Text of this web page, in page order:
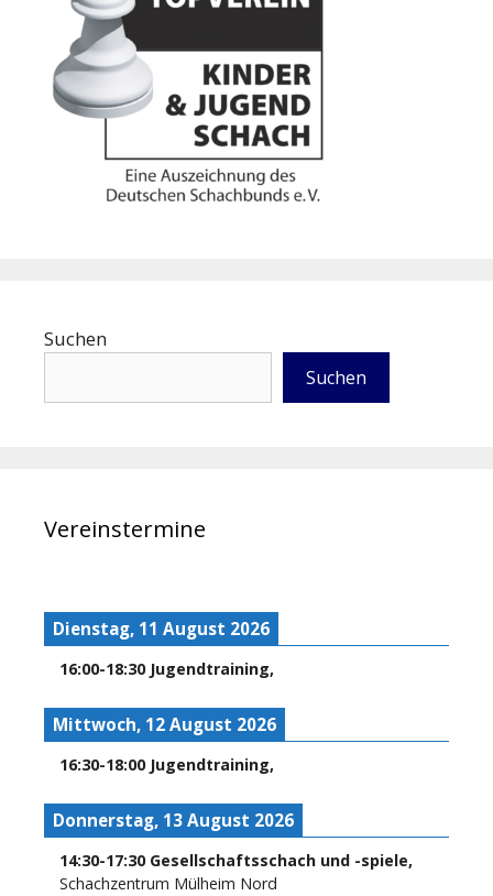
Suchen
Suchen
Vereinstermine
Dienstag, 11 August 2026
16:00-18:30 Jugendtraining,
Mittwoch, 12 August 2026
16:30-18:00 Jugendtraining,
Donnerstag, 13 August 2026
14:30-17:30 Gesellschaftsschach und -spiele,
Schachzentrum Mülheim Nord